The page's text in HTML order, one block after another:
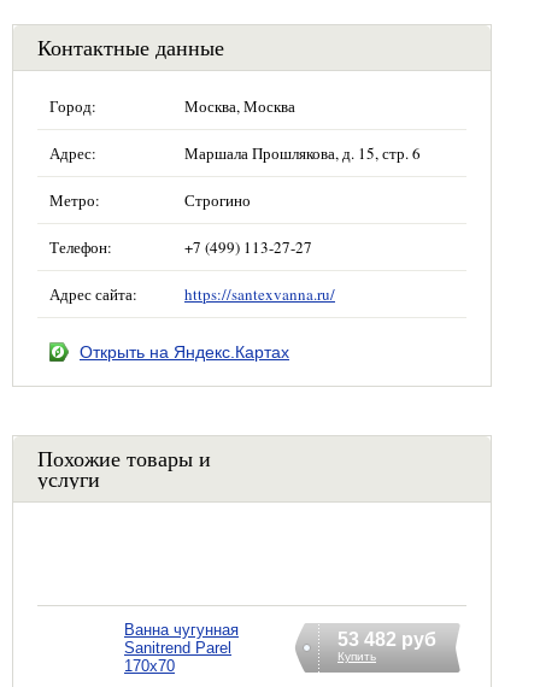
Контактные данные
Город: Москва, Москва
Адрес: Маршала Прошлякова, д. 15, стр. 6
Метро: Строгино
Телефон: +7 (499) 113-27-27
Адрес сайта: https://santexvanna.ru/
Открыть на Яндекс.Картах
Похожие товары и
услуги
Ванна чугунная
Sanitrend Parel
170х70
53 482 руб
Купить